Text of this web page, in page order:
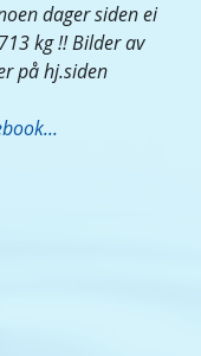
dager siden ei
kg !! Bilder av
på hj.siden